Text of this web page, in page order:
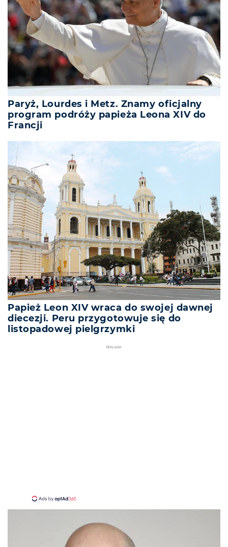
Paryż, Lourdes i Metz. Znamy oficjalny
program podróży papieża Leona XIV do
Francji
Papież Leon XIV wraca do swojej dawnej
diecezji. Peru przygotowuje się do
listopadowej pielgrzymki
REKLAMA